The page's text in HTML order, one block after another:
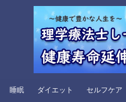
睡眠 ダイエット セルフケア